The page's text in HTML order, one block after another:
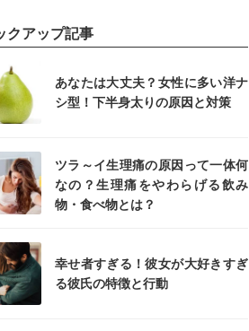
クアップ記事
あなたは大丈夫？女性に多い洋ナ
シ型！下半身太りの原因と対策
ツラ～イ生理痛の原因って一体何
なの？生理痛をやわらげる飲み
物・食べ物とは？
幸せ者すぎる！彼女が大好きすぎ
る彼氏の特徴と行動